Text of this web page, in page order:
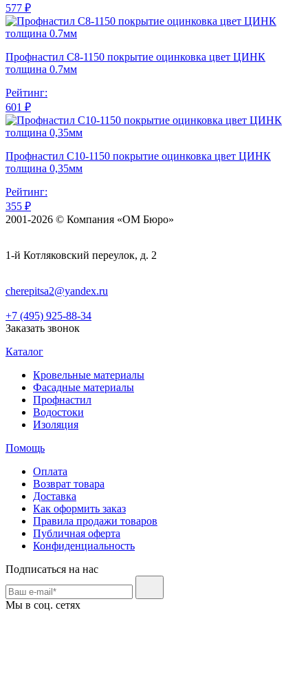
577 ₽
Профнастил С8-1150 покрытие оцинковка цвет ЦИНК
толщина 0.7мм
Рейтинг:
601 ₽
Профнастил С10-1150 покрытие оцинковка цвет ЦИНК
толщина 0,35мм
Рейтинг:
355 ₽
2001-2026 © Компания «ОМ Бюро»
1-й Котляковский переулок, д. 2
cherepitsa2@yandex.ru
+7 (495) 925-88-34
Заказать звонок
Каталог
Кровельные материалы
Фасадные материалы
Профнастил
Водостоки
Изоляция
Помощь
Оплата
Возврат товара
Доставка
Как оформить заказ
Правила продажи товаров
Публичная оферта
Конфиденциальность
Подписаться на нас
Мы в соц. сетях